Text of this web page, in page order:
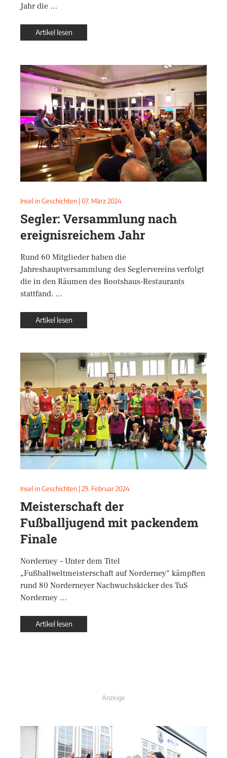
Jahr die …
Artikel lesen
Insel in Geschichten | 07. März 2024
Segler: Versammlung nach
ereignisreichem Jahr
Rund 60 Mitglieder haben die
Jahreshauptversammlung des Seglervereins verfolgt
die in den Räumen des Bootshaus-Restaurants
stattfand. …
Artikel lesen
Insel in Geschichten | 29. Februar 2024
Meisterschaft der
Fußballjugend mit packendem
Finale
Norderney – Unter dem Titel
„Fußballweltmeisterschaft auf Norderney“ kämpften
rund 80 Norderneyer Nachwuchskicker des TuS
Norderney …
Artikel lesen
Anzeige